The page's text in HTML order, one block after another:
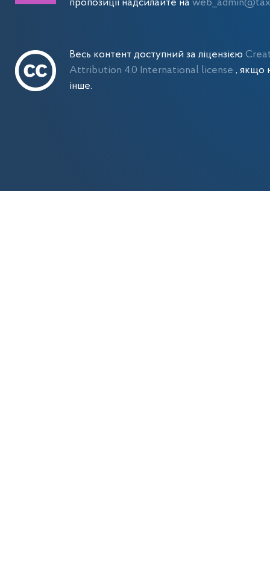
пропозиції надсилайте на
Весь контент доступний за ліцензією
Attribution 4.0 International license , якщо
інше.